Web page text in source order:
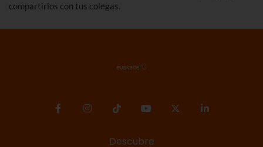
compartirlos con tus colegas.
Descubre